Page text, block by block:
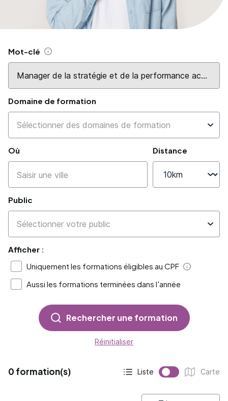
Mot-clé Aide
Domaine de formation
Où Distance
Public
Afficher :
Uniquement les formations éligibles au CPF
Aide
Aussi les formations terminées dans l'année
Rechercher une formation
Réinitialiser
0 formation(s)
Affichage actif :
Liste
Affichage :
Carte